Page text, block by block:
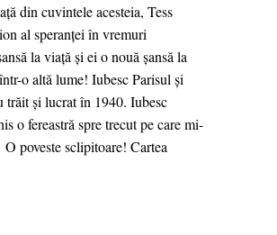
din cuvintele acesteia, Tess
al speranței în vremuri
la viață și ei o nouă șansă la
o altă lume! Iubesc Parisul și
trăit și lucrat în 1940. Iubesc
o fereastră spre trecut pe care mi-
poveste sclipitoare! Cartea